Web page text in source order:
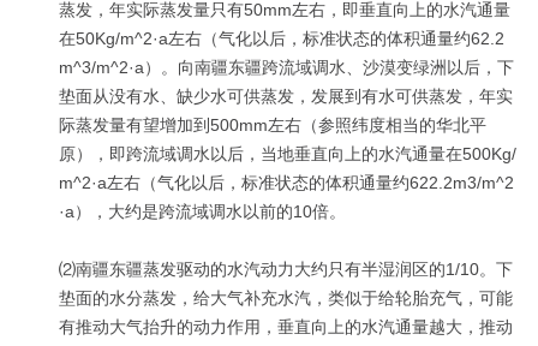
蒸发，年实际蒸发量只有50mm左右，即垂直向上的水汽通量
在50Kg/m^2·a左右（气化以后，标准状态的体积通量约62.2
m^3/m^2·a）。向南疆东疆跨流域调水、沙漠变绿洲以后，下
垫面从没有水、缺少水可供蒸发，发展到有水可供蒸发，年实
际蒸发量有望增加到500mm左右（参照纬度相当的华北平
原），即跨流域调水以后，当地垂直向上的水汽通量在500Kg/
m^2·a左右（气化以后，标准状态的体积通量约622.2m3/m^2
·a），大约是跨流域调水以前的10倍。
⑵南疆东疆蒸发驱动的水汽动力大约只有半湿润区的1/10。下
垫面的水分蒸发，给大气补充水汽，类似于给轮胎充气，可能
有推动大气抬升的动力作用，垂直向上的水汽通量越大，推动